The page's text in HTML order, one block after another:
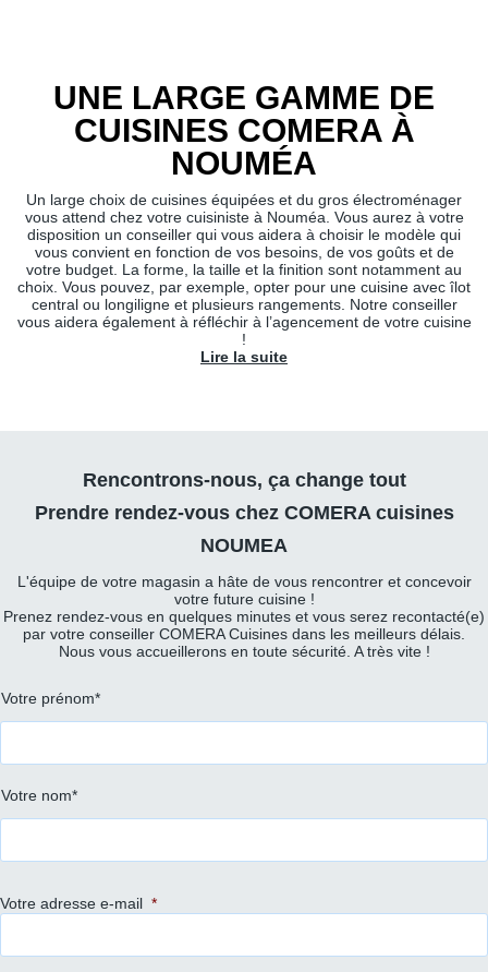
UNE LARGE GAMME DE
CUISINES COMERA À
NOUMÉA
Un large choix de cuisines équipées et du gros électroménager
vous attend chez votre cuisiniste à Nouméa. Vous aurez à votre
disposition un conseiller qui vous aidera à choisir le modèle qui
vous convient en fonction de vos besoins, de vos goûts et de
votre budget. La forme, la taille et la finition sont notamment au
choix. Vous pouvez, par exemple, opter pour une cuisine avec îlot
central ou longiligne et plusieurs rangements. Notre conseiller
vous aidera également à réfléchir à l’agencement de votre cuisine
!
Lire la suite
Rencontrons-nous, ça change tout
Prendre rendez-vous chez COMERA cuisines
NOUMEA
L'équipe de votre magasin a hâte de vous rencontrer et concevoir
votre future cuisine !
Prenez rendez-vous en quelques minutes et vous serez recontacté(e)
par votre conseiller COMERA Cuisines dans les meilleurs délais.
Nous vous accueillerons en toute sécurité. A très vite !
et
nom *
Votre prénom*
Votre nom*
Votre adresse e-mail *